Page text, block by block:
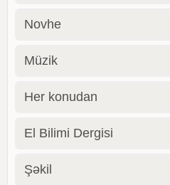
Novhe
Müzik
Her konudan
El Bilimi Dergisi
Şəkil